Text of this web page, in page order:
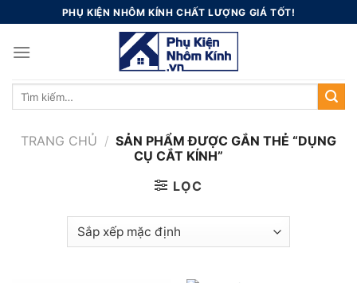
to
content
PHỤ KIỆN NHÔM KÍNH CHẤT LƯỢNG GIÁ TỐT!
Tìm
TRANG CHỦ / SẢN PHẨM ĐƯỢC GẮN THẺ “DỤNG
CỤ CẮT KÍNH”
LỌC